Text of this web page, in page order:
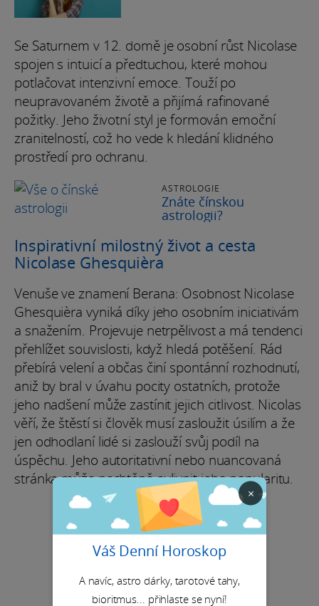
Se Saturnem v 12. domě je osobní růst Nicolase
spojen s intuicí a předtuchou, které mohou
potlačovat intenzivní emoce. Touží po
neupravovaném životě a přijímá rafinované
požitky. Jeho životní styl je formován emoční
zranitelností, což ho vede k hledání klidného
prostředí pro ochranu.
ASTROLOGIE
Znáte čínskou
astrologii?
Inspirativní milostný život a cesta
Nicolase Ghesquièra
Venuše ve znamení Berana: Osobnost Nicolase
Ghesquièra vyniká díky jeho osobním iniciativám
a snažením. Projevuje netrpělivost a má tendenci
přehlížet souvislosti, když hledá potěšení. Rád
přebírá velení a občas činí spontánní rozhodnutí,
aniž by bral v úvahu pocity ostatních, protože
jeho nadšení může zastínit jejich citlivost. Nicolas
věří, že štěstí si člověk musí zasloužit úsilím a že
jen odhodlaní lidé si zaslouží svůj podíl na
úspěchu. Jeho autoritativní nebo nuancovaná
stránka může nechtěně ovlivnit jeho popularitu.
×
Váš Denní Horoskop
A navíc, astro dárky, tarotové tahy,
bioritmus... přihlaste se nyní!